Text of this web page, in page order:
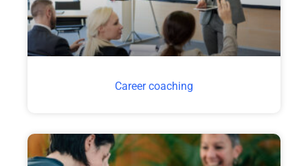
Career coaching